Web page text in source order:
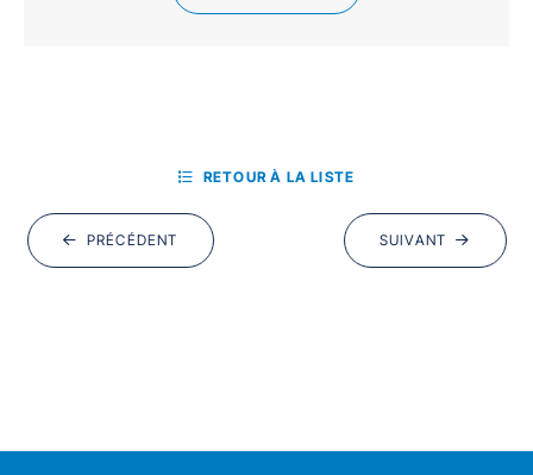
PRÉCÉDENT
RETOUR À LA LISTE
SUIVANT